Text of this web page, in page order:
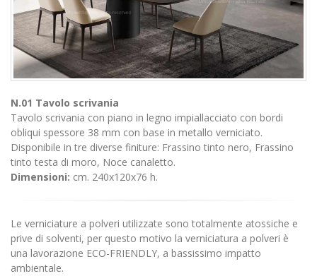
N.01 Tavolo scrivania
Tavolo scrivania con piano in legno impiallacciato con bordi
obliqui spessore 38 mm con base in metallo verniciato.
Disponibile in tre diverse finiture: Frassino tinto nero, Frassino
tinto testa di moro, Noce canaletto.
Dimensioni: cm. 240x120x76 h.
Le verniciature a polveri utilizzate sono totalmente atossiche e
prive di solventi, per questo motivo la verniciatura a polveri è
una lavorazione ECO-FRIENDLY, a bassissimo impatto
ambientale.